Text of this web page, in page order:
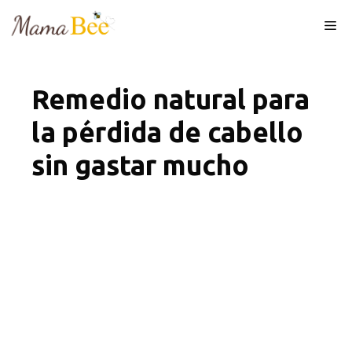
Remedio natural para
la pérdida de cabello
sin gastar mucho